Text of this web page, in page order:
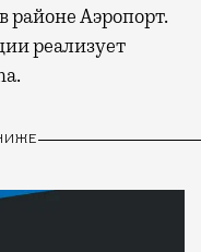
районе Аэропорт.
реализует